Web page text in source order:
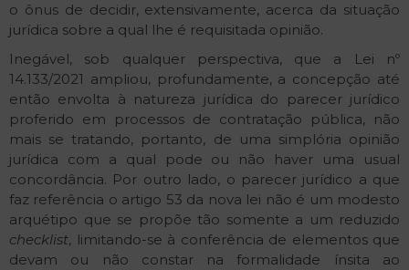
o ônus de decidir, extensivamente, acerca da situação
jurídica sobre a qual lhe é requisitada opinião.
Inegável, sob qualquer perspectiva, que a Lei nº
14.133/2021 ampliou, profundamente, a concepção até
então envolta à natureza jurídica do parecer jurídico
proferido em processos de contratação pública, não
mais se tratando, portanto, de uma simplória opinião
jurídica com a qual pode ou não haver uma usual
concordância. Por outro lado, o parecer jurídico a que
faz referência o artigo 53 da nova lei não é um modesto
arquétipo que se propõe tão somente a um reduzido
checklist, limitando-se à conferência de elementos que
devam ou não constar na formalidade ínsita ao